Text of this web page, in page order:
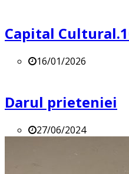
Capital
16/01/2026
Darul prieteniei
27/06/2024